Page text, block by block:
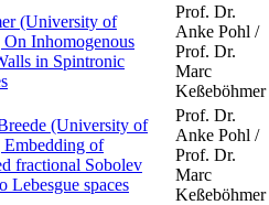
(University of
On Inhomogenous
in Spintronic
Prof. Dr.
Anke Pohl /
Prof. Dr.
Marc
Keßeböhmer
(University of
Embedding of
fractional Sobolev
Lebesgue spaces
Prof. Dr.
Anke Pohl /
Prof. Dr.
Marc
Keßeböhmer